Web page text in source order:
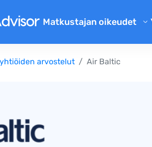
Matkustajan oikeudet
Lentokorvauksen laskuri
Lennon viivästyskorvaus
arvostelut Air Baltic